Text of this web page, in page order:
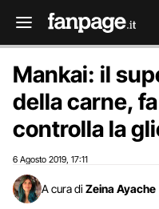
Mankai: il
della carne,
controlla la
6 Agosto 2019 17:11
A cura di Zeina Ayache